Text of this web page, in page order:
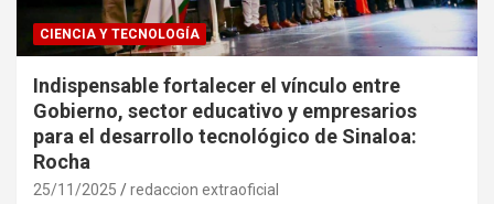
CIENCIA Y TECNOLOGÍA
Indispensable fortalecer el vínculo entre
Gobierno, sector educativo y empresarios
para el desarrollo tecnológico de Sinaloa:
Rocha
25/11/2025 redaccion extraoficial